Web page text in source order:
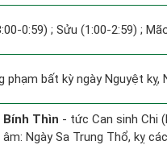
0:59) ; Sửu (1:00-2:59) ;
phạm bất kỳ ngày Nguyệt
Bính Thìn - tức Can sinh Chi
âm: Ngày Sa Trung Thổ, kỵ